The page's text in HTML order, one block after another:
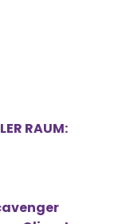
RAUM: